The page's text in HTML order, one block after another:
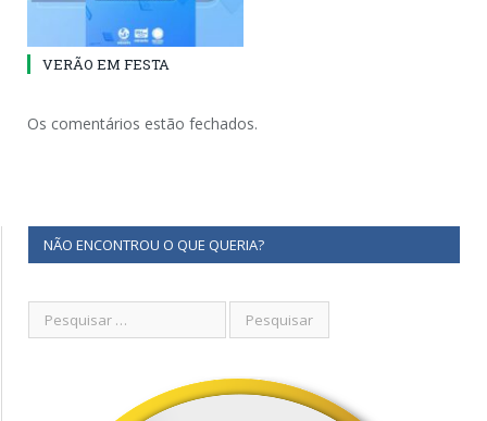
VERÃO EM FESTA
Os comentários estão fechados.
NÃO ENCONTROU O QUE QUERIA?